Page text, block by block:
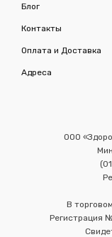
Блог
Контакты
Оплата и Доставка
Адреса
ООО
В
Регистрация